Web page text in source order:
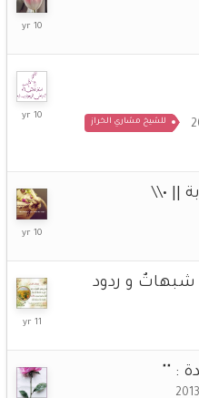
28
2016
للشيخ مشاري الخراز
29
|| •\\
11
2015
شبهاتٌ و ردود
20
: ""